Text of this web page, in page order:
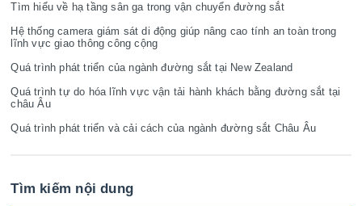
Tìm hiểu về hạ tầng sân ga trong vận chuyển đường sắt
Hệ thống camera giám sát di động giúp nâng cao tính an toàn trong
lĩnh vực giao thông công cộng
Quá trình phát triển của ngành đường sắt tại New Zealand
Quá trình tự do hóa lĩnh vực vận tải hành khách bằng đường sắt tại
châu Âu
Quá trình phát triển và cải cách của ngành đường sắt Châu Âu
Tìm kiếm nội dung